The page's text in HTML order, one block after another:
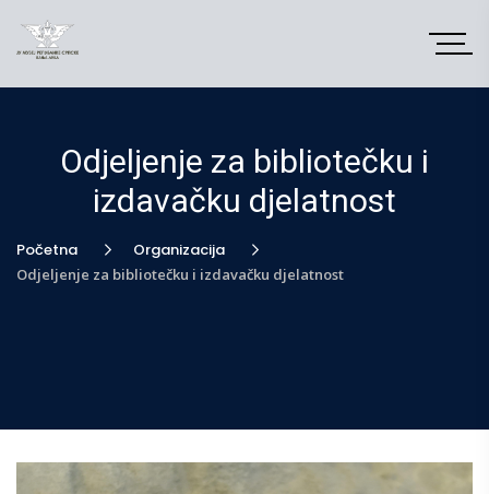
Odjeljenje za bibliotečku i
izdavačku djelatnost
Početna Organizacija
Odjeljenje za bibliotečku i izdavačku djelatnost